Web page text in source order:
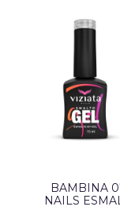
BAMBINA
NAILS